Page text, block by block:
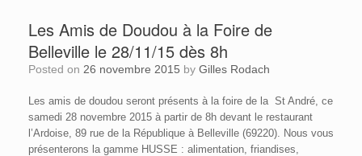
Les Amis de Doudou à la Foire de
Belleville le 28/11/15 dès 8h
Posted on 26 novembre 2015 by Gilles Rodach
Les amis de doudou seront présents à la foire de la St André, ce
samedi 28 novembre 2015 à partir de 8h devant le restaurant
l’Ardoise, 89 rue de la République à Belleville (69220). Nous vous
présenterons la gamme HUSSE : alimentation, friandises,